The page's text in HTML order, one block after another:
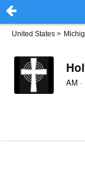
United States >
AM